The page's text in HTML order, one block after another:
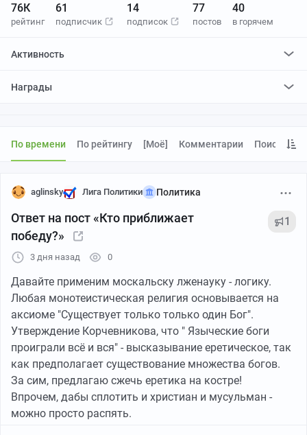
76К
рейтинг
61
подписчик
14
подписок
77
постов
40
в горячем
Активность
отредактировал
Награды
По времени По рейтингу [моё] Комментарии Поиск
aglinsky Лига Политики Политика
Ответ на пост «Кто приближает
победу?»
1
3 дня назад 0
Давайте применим москальску лженауку - логику.
Любая монотеистическая религия основывается на
аксиоме "Существует только только один Бог".
Утверждение Корчевникова, что " Языческие боги
проиграли всё и вся" - высказывание еретическое, так
как предполагает существование множества богов.
За сим, предлагаю сжечь еретика на костре!
Впрочем, дабы сплотить и христиан и мусульман -
можно просто распять.